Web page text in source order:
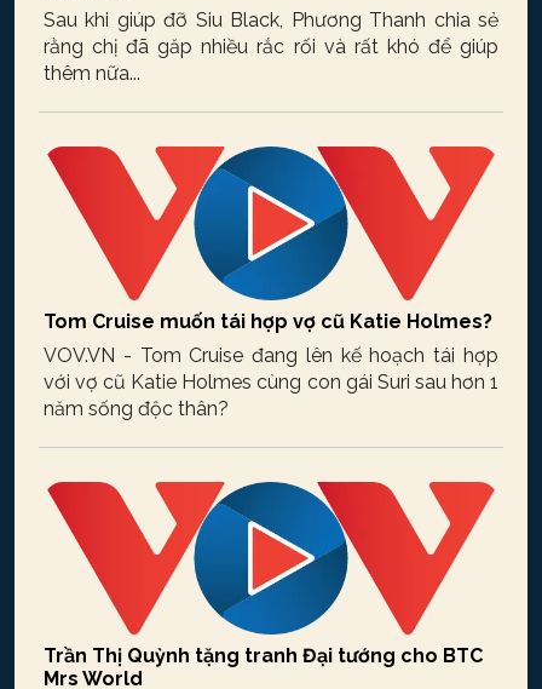
Sau khi giúp đỡ Siu Black, Phương Thanh chia sẻ
rằng chị đã gặp nhiều rắc rối và rất khó để giúp
thêm nữa...
Tom Cruise muốn tái hợp vợ cũ Katie Holmes?
VOV.VN - Tom Cruise đang lên kế hoạch tái hợp
với vợ cũ Katie Holmes cùng con gái Suri sau hơn 1
năm sống độc thân?
Trần Thị Quỳnh tặng tranh Đại tướng cho BTC
Mrs World